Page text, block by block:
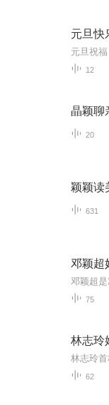
元旦快
元旦祝福
12
晶颖聊
20
颖颖读
631
邓颖超
75
林志玲
62